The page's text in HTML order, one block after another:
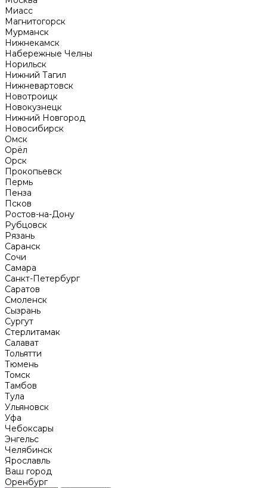
Миасс
Магнитогорск
Мурманск
Нижнекамск
Набережные Челны
Норильск
Нижний Тагил
Нижневартовск
Новотроицк
Новокузнецк
Нижний Новгород
Новосибирск
Омск
Орёл
Орск
Прокопьевск
Пермь
Пенза
Псков
Ростов-на-Дону
Рубцовск
Рязань
Саранск
Сочи
Самара
Санкт-Петербург
Саратов
Смоленск
Сызрань
Сургут
Стерлитамак
Салават
Тольятти
Тюмень
Томск
Тамбов
Тула
Ульяновск
Уфа
Чебоксары
Энгельс
Челябинск
Ярославль
Ваш город
Оренбург